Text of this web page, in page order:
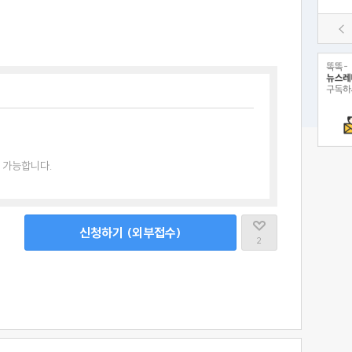
능합니다.
2
신청하기 (외부접수)